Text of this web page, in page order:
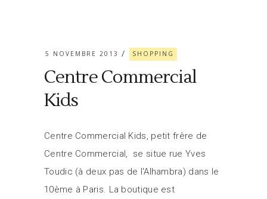
5 NOVEMBRE 2013 SHOPPING
Centre Commercial
Kids
Centre Commercial Kids, petit frère de
Centre Commercial, se situe rue Yves
Toudic (à deux pas de l'Alhambra) dans le
10ème à Paris. La boutique est